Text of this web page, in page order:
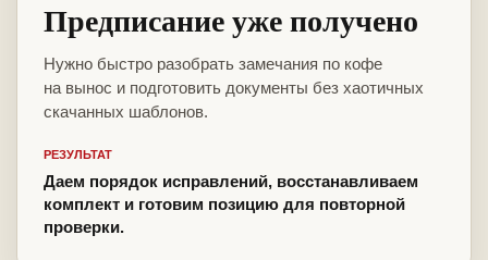
Предписание уже получено
Нужно быстро разобрать замечания по кофе
на вынос и подготовить документы без хаотичных
скачанных шаблонов.
РЕЗУЛЬТАТ
Даем порядок исправлений, восстанавливаем
комплект и готовим позицию для повторной
проверки.